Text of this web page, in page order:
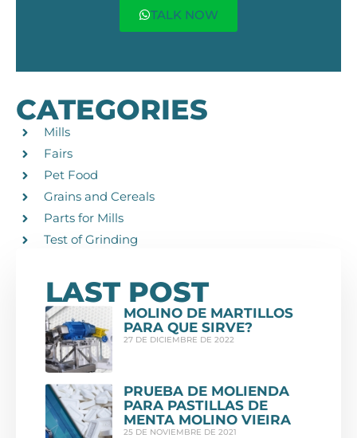
TALK NOW
CATEGORIES
Mills
Fairs
Pet Food
Grains and Cereals
Parts for Mills
Test of Grinding
LAST POST
MOLINO DE MARTILLOS
PARA QUE SIRVE?
27 DE DICIEMBRE DE 2022
PRUEBA DE MOLIENDA
PARA PASTILLAS DE
MENTA MOLINO VIEIRA
25 DE NOVIEMBRE DE 2021